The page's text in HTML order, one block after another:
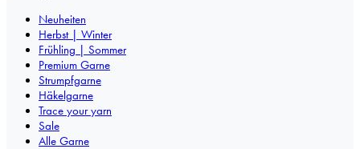
Neuheiten
Herbst | Winter
Frühling | Sommer
Premium Garne
Strumpfgarne
Häkelgarne
Trace your yarn
Sale
Alle Garne